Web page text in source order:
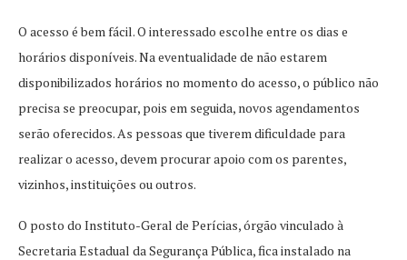
O acesso é bem fácil. O interessado escolhe entre os dias e
horários disponíveis. Na eventualidade de não estarem
disponibilizados horários no momento do acesso, o público não
precisa se preocupar, pois em seguida, novos agendamentos
serão oferecidos. As pessoas que tiverem dificuldade para
realizar o acesso, devem procurar apoio com os parentes,
vizinhos, instituições ou outros.
O posto do Instituto-Geral de Perícias, órgão vinculado à
Secretaria Estadual da Segurança Pública, fica instalado na